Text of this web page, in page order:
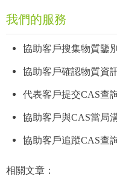
我們的服務
協助客戶搜集物質鑒
協助客戶確認物質資
代表客戶提交CAS查
協助客戶與CAS當局
協助客戶追蹤CAS查
相關文章：